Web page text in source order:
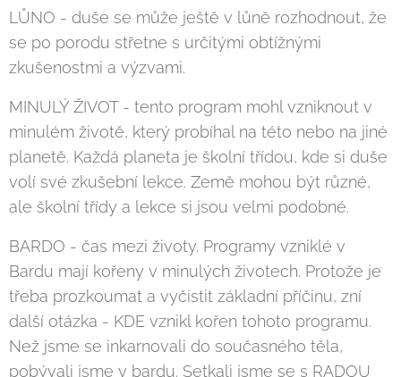
LŮNO - duše se může ještě v lůně rozhodnout, že
se po porodu střetne s určitými obtížnými
zkušenostmi a výzvami.
MINULÝ ŽIVOT - tento program mohl vzniknout v
minulém životě, který probíhal na této nebo na jiné
planetě. Každá planeta je školní třídou, kde si duše
volí své zkušební lekce. Země mohou být různé,
ale školní třídy a lekce si jsou velmi podobné.
BARDO - čas mezi životy. Programy vzniklé v
Bardu mají kořeny v minulých životech. Protože je
třeba prozkoumat a vyčistit základní příčinu, zní
další otázka - KDE vznikl kořen tohoto programu.
Než jsme se inkarnovali do současného těla,
pobývali jsme v bardu. Setkali jsme se s RADOU